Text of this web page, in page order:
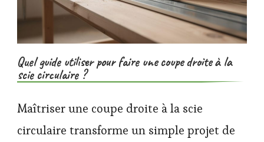
Quel guide utiliser pour faire une coupe droite à la
scie circulaire ?
Maîtriser une coupe droite à la scie
circulaire transforme un simple projet de